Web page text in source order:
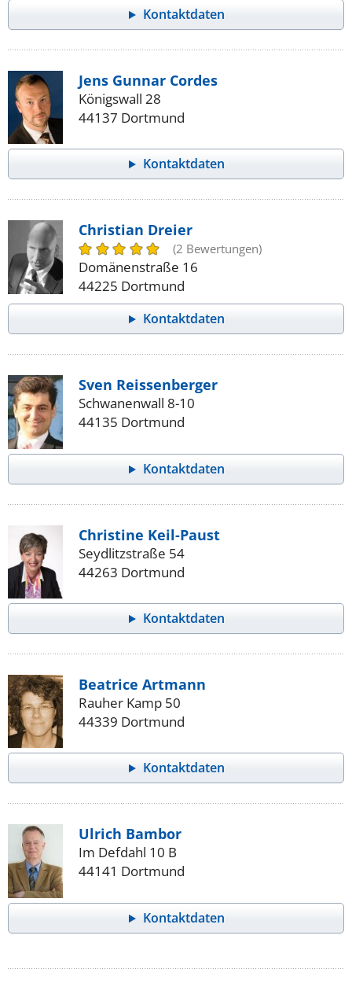
Kontaktdaten
Jens Gunnar Cordes
Königswall 28
44137 Dortmund
Kontaktdaten
Christian Dreier
(2 Bewertungen)
Domänenstraße 16
44225 Dortmund
Kontaktdaten
Sven Reissenberger
Schwanenwall 8-10
44135 Dortmund
Kontaktdaten
Christine Keil-Paust
Seydlitzstraße 54
44263 Dortmund
Kontaktdaten
Beatrice Artmann
Rauher Kamp 50
44339 Dortmund
Kontaktdaten
Ulrich Bambor
Im Defdahl 10 B
44141 Dortmund
Kontaktdaten